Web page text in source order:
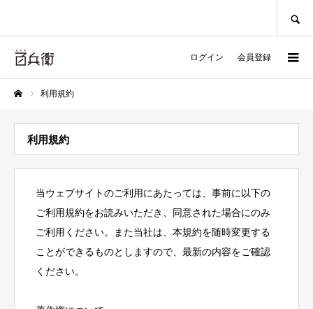
ログイン 会員登録
利用規約
利用規約
当ウェブサイトのご利用にあたっては、事前に以下の
ご利用規約をお読みいただき、同意された場合にのみ
ご利用ください。また当社は、本規約を随時変更する
ことができるものとしますので、最新の内容をご確認
ください。